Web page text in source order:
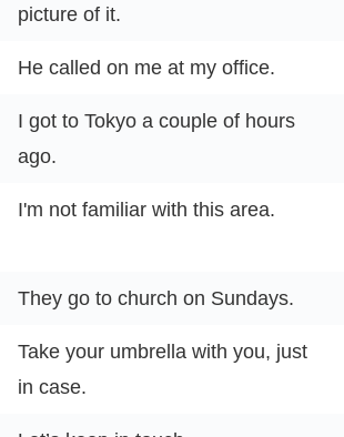
picture of it.
He called on me at my office.
I got to Tokyo a couple of hours
ago.
I'm not familiar with this area.
They go to church on Sundays.
Take your umbrella with you, just
in case.